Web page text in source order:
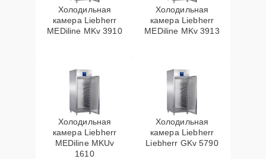
Холодильная
камера Liebherr
MEDiline MKv 3910
Холодильная
камера Liebherr
MEDiline MKv 3913
Холодильная
камера Liebherr
MEDiline MKUv
1610
Холодильная
камера Liebherr
Liebherr GKv 5790